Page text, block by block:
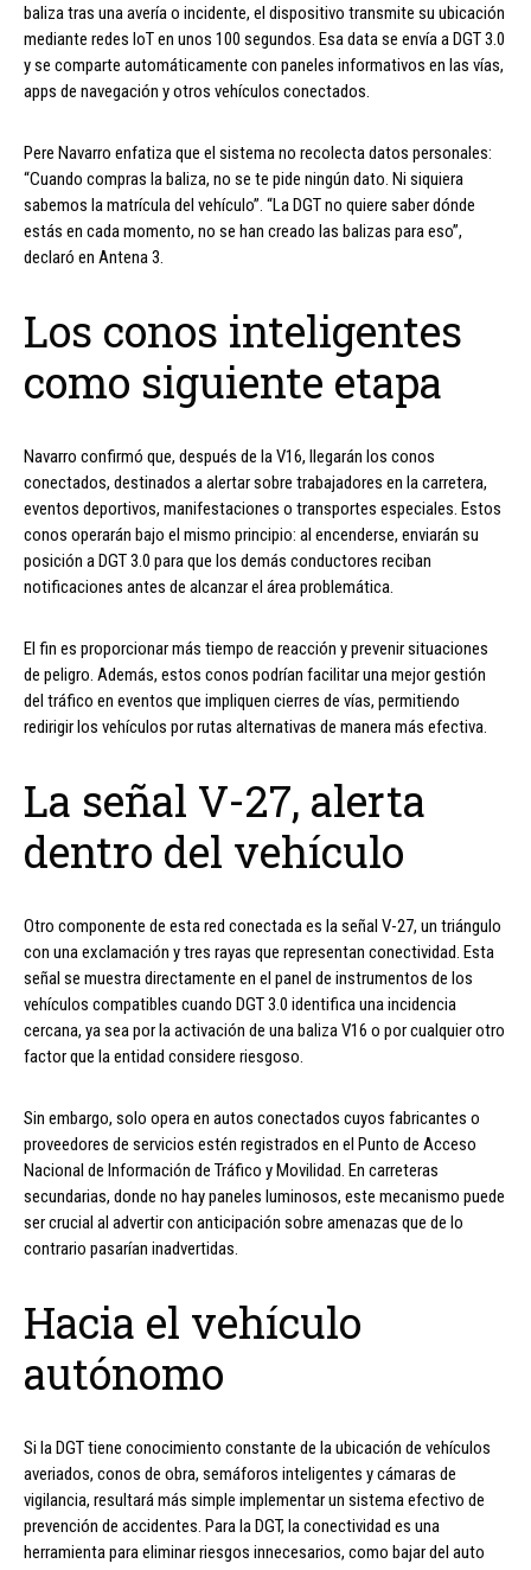
baliza tras una avería o incidente, el dispositivo transmite su ubicación
mediante redes IoT en unos 100 segundos. Esa data se envía a DGT 3.0
y se comparte automáticamente con paneles informativos en las vías,
apps de navegación y otros vehículos conectados.
Pere Navarro enfatiza que el sistema no recolecta datos personales:
“Cuando compras la baliza, no se te pide ningún dato. Ni siquiera
sabemos la matrícula del vehículo”. “La DGT no quiere saber dónde
estás en cada momento, no se han creado las balizas para eso”,
declaró en Antena 3.
Los conos inteligentes
como siguiente etapa
Navarro confirmó que, después de la V16, llegarán los conos
conectados, destinados a alertar sobre trabajadores en la carretera,
eventos deportivos, manifestaciones o transportes especiales. Estos
conos operarán bajo el mismo principio: al encenderse, enviarán su
posición a DGT 3.0 para que los demás conductores reciban
notificaciones antes de alcanzar el área problemática.
El fin es proporcionar más tiempo de reacción y prevenir situaciones
de peligro. Además, estos conos podrían facilitar una mejor gestión
del tráfico en eventos que impliquen cierres de vías, permitiendo
redirigir los vehículos por rutas alternativas de manera más efectiva.
La señal V-27, alerta
dentro del vehículo
Otro componente de esta red conectada es la señal V-27, un triángulo
con una exclamación y tres rayas que representan conectividad. Esta
señal se muestra directamente en el panel de instrumentos de los
vehículos compatibles cuando DGT 3.0 identifica una incidencia
cercana, ya sea por la activación de una baliza V16 o por cualquier otro
factor que la entidad considere riesgoso.
Sin embargo, solo opera en autos conectados cuyos fabricantes o
proveedores de servicios estén registrados en el Punto de Acceso
Nacional de Información de Tráfico y Movilidad. En carreteras
secundarias, donde no hay paneles luminosos, este mecanismo puede
ser crucial al advertir con anticipación sobre amenazas que de lo
contrario pasarían inadvertidas.
Hacia el vehículo
autónomo
Si la DGT tiene conocimiento constante de la ubicación de vehículos
averiados, conos de obra, semáforos inteligentes y cámaras de
vigilancia, resultará más simple implementar un sistema efectivo de
prevención de accidentes. Para la DGT, la conectividad es una
herramienta para eliminar riesgos innecesarios, como bajar del auto